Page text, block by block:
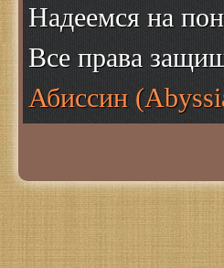
Надеемся на
Все права
Абиссин